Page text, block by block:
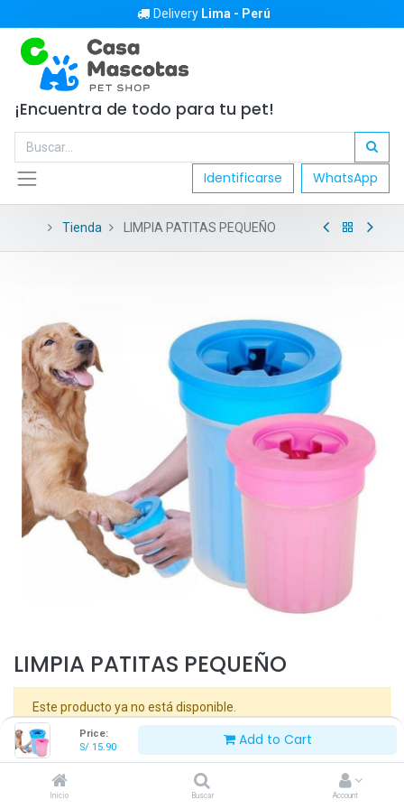
Price:
S/ 15.90 Add to Cart
Inicio Buscar Account
Delivery Lima - Perú
¡Encuentra de todo para tu pet!
Identificarse WhatsApp
Tienda LIMPIA PATITAS PEQUEÑO
LIMPIA PATITAS PEQUEÑO
Este producto ya no está disponible.
Términos y Condiciones